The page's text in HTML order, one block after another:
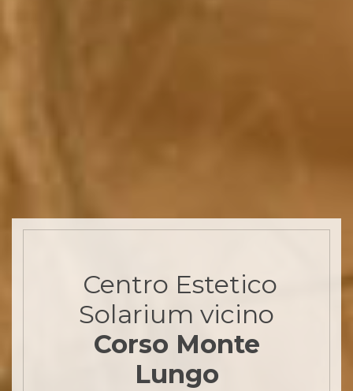
Centro Estetico
Solarium vicino
Corso Monte
Lungo